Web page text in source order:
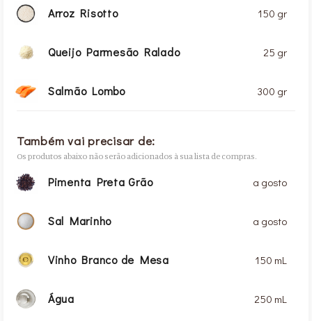
Arroz Risotto 150 gr
Queijo Parmesão Ralado 25 gr
Salmão Lombo 300 gr
Também vai precisar de:
Os produtos abaixo não serão adicionados à sua lista de compras.
Pimenta Preta Grão a gosto
Sal Marinho a gosto
Vinho Branco de Mesa 150 mL
Água 250 mL